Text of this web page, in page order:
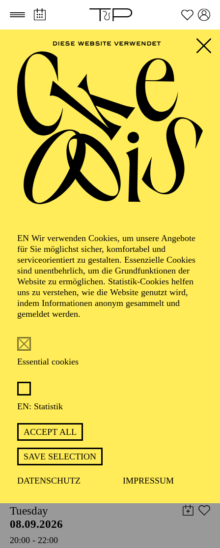
Zum Hauptinhalt springen Zum Footer springen
EN Wir verwenden Cookies, um unsere Angebote
für Sie möglichst sicher, komfortabel und
serviceorientiert zu gestalten. Essenzielle Cookies
sind unentbehrlich, um die Grundfunktionen der
Website zu ermöglichen. Statistik-Cookies helfen
uns zu verstehen, wie die Website genutzt wird,
indem Informationen anonym gesammelt und
gemeldet werden.
Essential cookies
EN: Statistik
ACCEPT ALL
SAVE SELECTION
DATENSCHUTZ IMPRESSUM
FILTER
SEPTEMBER 2026
PHILHARMONIE ESSEN
Friday
04.09.2026
20:00 - 23:00
Alfried Krupp Saal
Organiser: Theater-, Konzert- u. Gastspieldirektion OTTO
HOFNER GMBH
TICKETS
55,20 52,70€
EN: SCHAUSPIEL ESSEN
05.09.2026
19:30 - 21:30
BLICK AUF DEN IRAN –
STIMMEN ZUR AKTUELLEN
LAGE
TICKETS
8,00€
Tuesday
08.09.2026
20:00 - 22:00